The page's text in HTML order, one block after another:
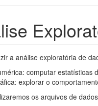
a análise exploratória de
computar estatísticas
explorar o
os arquivos de